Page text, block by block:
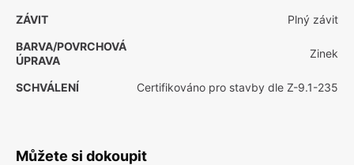
ZÁVIT
Plný závit
BARVA/POVRCHOVÁ
ÚPRAVA
Zinek
SCHVÁLENÍ Certifikováno pro stavby dle Z-9.1-235
Můžete si dokoupit